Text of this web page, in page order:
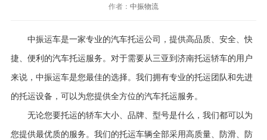
作者： 中振物流
中振运车是一家专业的汽车托运公司，提供高品质、安全、快
捷、便利的汽车托运服务。对于需要从三亚到济南托运轿车的用户
来说，中振运车是您最佳的选择。我们拥有专业的托运团队和先进
的托运设备，可以为您提供全方位的汽车托运服务。
无论您要托运的轿车大小、品牌、型号是什么，我们都可以为
您提供最优质的服务。我们的托运车辆全部采用高质量、防滑、防